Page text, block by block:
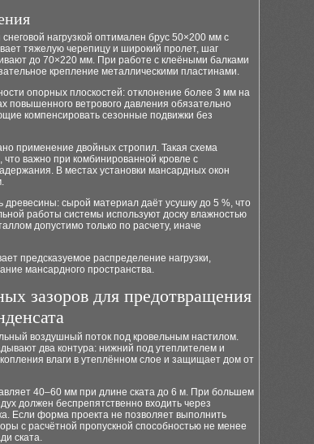
нагрузкой оптимален брус 50×200 мм с
тяжелую черепицу и широкий пролет, шаг
до 70×220 мм. При работе с клеёными балками
крепление металлическими пластинами.
опорных плоскостей: отклонение более 3 мм на
повышенного ветрового давления обязательно
компенсировать сезонные подвижки без
применение двойных стропил. Такая схема
важно при комбинированной кровле с
В местах установки мансардных окон
древесины: сырой материал даёт усушку до 5 %, что
работы системы используют доску влажностью
допустимо только по расчету, иначе
предсказуемое распределение нагрузки,
мансардного пространства.
зазоров для предотвращения
воздушный поток под кровельным настилом.
два контура: нижний под утеплителем и
влаги в утеплённом слое и защищает дом от
40–60 мм при длине ската до 6 м. При большем
должен беспрепятственно входить через
Если форма проекта не позволяет выполнить
с расчётной пропускной способностью не менее
ската.